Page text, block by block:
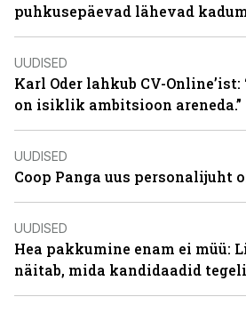
puhkusepäevad lähevad
UUDISED
Karl Oder lahkub CV-
on isiklik ambitsioon areneda.”
UUDISED
Coop Panga uus personalijuht
UUDISED
Hea pakkumine enam ei müü:
näitab, mida kandidaadid